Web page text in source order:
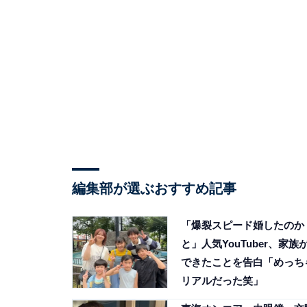
編集部が選ぶおすすめ記事
「爆裂スピード婚したのか
と」人気YouTuber、家族
できたことを告白「めっち
リアルだった笑」